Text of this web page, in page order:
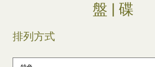
盤 | 碟
排列方式